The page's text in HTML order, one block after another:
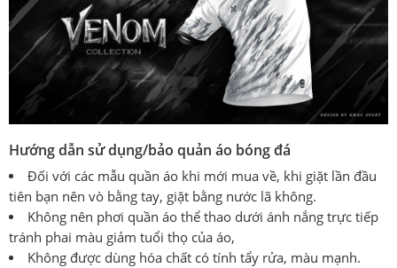
Hướng dẫn sử dụng/bảo quản áo bóng đá
Đối với các mẫu quần áo khi mới mua về, khi giặt lần đầu
tiên bạn nên vò bằng tay, giặt bằng nước lã không.
Không nên phơi quần áo thể thao dưới ánh nắng trực tiếp
tránh phai màu giảm tuổi thọ của áo,
Không được dùng hóa chất có tính tẩy rửa, màu mạnh.